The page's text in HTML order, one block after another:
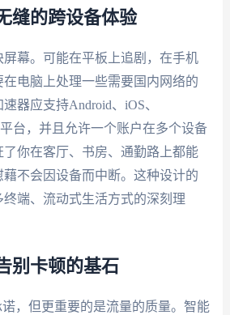
缝的跨设备体验
幕。可能在平板上追剧，在手机
在电脑上处理一些需要国内网络的
器应支持Android、iOS、
平台，并且允许一个账户在多个设备
了你在客厅、书房、通勤路上都能
不会因设备而中断。这种设计的
端、流动式生活方式的深刻理
别卡顿的基石
，但更重要的是流量的质量。智能